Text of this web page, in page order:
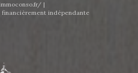
|
indépendante